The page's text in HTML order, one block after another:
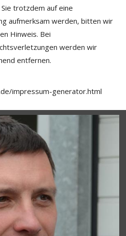
trotzdem auf eine
aufmerksam werden, bitten wir
Hinweis. Bei
werden wir
entfernen.
impressum-generator.html